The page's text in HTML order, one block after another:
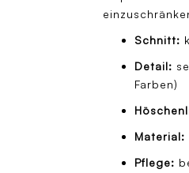
Schnitt:
Detail:
Farben)
Material:
Pflege: